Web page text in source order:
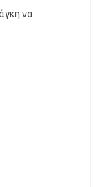
να